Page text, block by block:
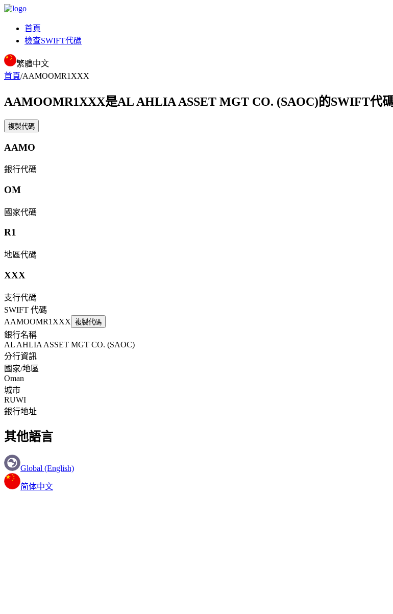
首頁
檢查SWIFT代碼
繁體中文
首頁/AAMOOMR1XXX
AAMOOMR1XXX是AL AHLIA ASSET MGT CO. (SAOC)的SWIFT代
複製代碼
AAMO
銀行代碼
OM
國家代碼
R1
地區代碼
XXX
支行代碼
SWIFT 代碼
AAMOOMR1XXX 複製代碼
銀行名稱
AL AHLIA ASSET MGT CO. (SAOC)
分行資訊
國家/地區
Oman
城市
RUWI
銀行地址
其他語言
Global (English)
简体中文